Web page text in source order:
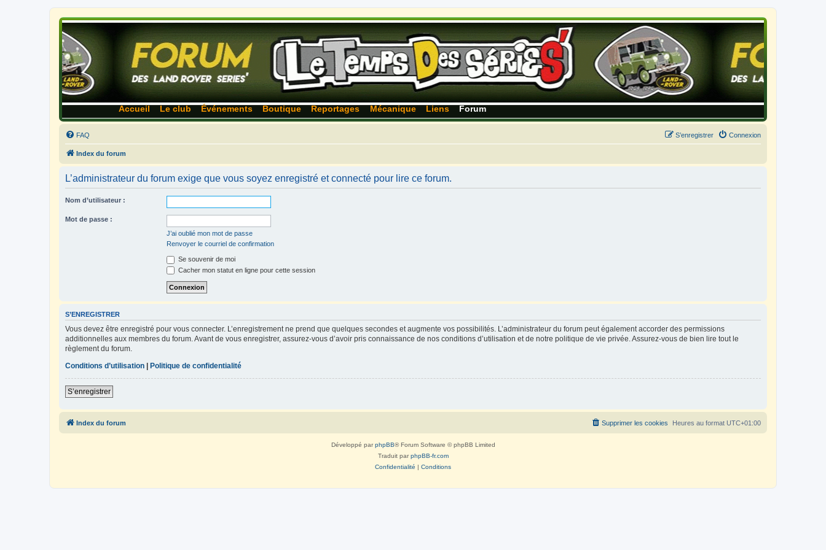
Accueil Le club Événements Boutique Reportages Mécanique Liens Forum
FAQ Connexion
S’enregistrer
Index du forum
L’administrateur du forum exige que vous soyez enregistré et connecté pour lire ce forum.
Nom d’utilisateur :
Mot de passe :
J’ai oublié mon mot de passe
Renvoyer le courriel de confirmation
Se souvenir de moi
Cacher mon statut en ligne pour cette session
S’ENREGISTRER
Vous devez être enregistré pour vous connecter. L’enregistrement ne prend que quelques secondes et augmente vos possibilités. L’administrateur du forum peut également accorder des permissions
additionnelles aux membres du forum. Avant de vous enregistrer, assurez-vous d’avoir pris connaissance de nos conditions d’utilisation et de notre politique de vie privée. Assurez-vous de bien lire tout le
règlement du forum.
Conditions d’utilisation | Politique de confidentialité
S’enregistrer
Index du forum Heures au format UTC+01:00
Supprimer les cookies
Développé parphpBB® Forum Software © phpBB Limited
Traduit parphpBB-fr.com
Confidentialité | Conditions